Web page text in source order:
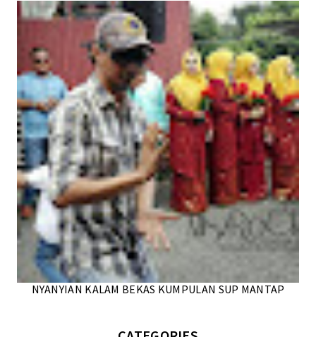
NYANYIAN KALAM BEKAS KUMPULAN SUP MANTAP